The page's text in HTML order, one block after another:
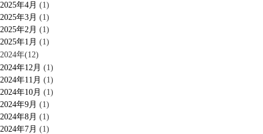
2025年4月 (1)
2025年3月 (1)
2025年2月 (1)
2025年1月 (1)
2024年(12)
2024年12月 (1)
2024年11月 (1)
2024年10月 (1)
2024年9月 (1)
2024年8月 (1)
2024年7月 (1)